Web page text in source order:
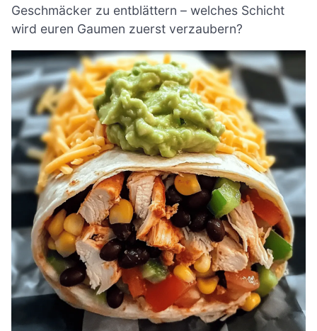
Geschmäcker zu entblättern – welches Schicht
wird euren Gaumen zuerst verzaubern?